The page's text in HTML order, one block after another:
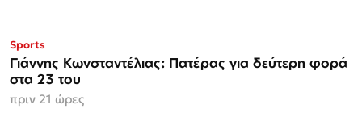
Sports
Γιάννης Κωνσταντέλιας: Πατέρας για δεύτερη φορά
στα 23 του
πριν 21 ώρες